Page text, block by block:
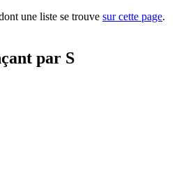
une liste se trouve sur cette page.
par S